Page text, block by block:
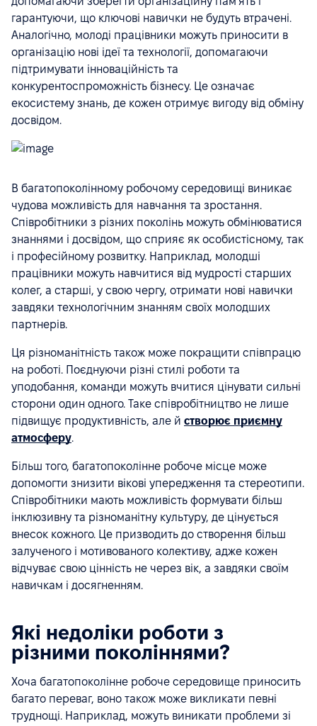
гарантуючи, що ключові навички не будуть втрачені.
Аналогічно, молоді працівники можуть приносити в
організацію нові ідеї та технології, допомагаючи
підтримувати інноваційність та
конкурентоспроможність бізнесу. Це означає
екосистему знань, де кожен отримує вигоду від обміну
досвідом.
В багатопоколінному робочому середовищі виникає
чудова можливість для навчання та зростання.
Співробітники з різних поколінь можуть обмінюватися
знаннями і досвідом, що сприяє як особистісному, так
і професійному розвитку. Наприклад, молодші
працівники можуть навчитися від мудрості старших
колег, а старші, у свою чергу, отримати нові навички
завдяки технологічним знанням своїх молодших
партнерів.
Ця різноманітність також може покращити співпрацю
на роботі. Поєднуючи різні стилі роботи та
уподобання, команди можуть вчитися цінувати сильні
сторони один одного. Таке співробітництво не лише
підвищує продуктивність, але й створює приємну
атмосферу.
Більш того, багатопоколінне робоче місце може
допомогти знизити вікові упередження та стереотипи.
Співробітники мають можливість формувати більш
інклюзивну та різноманітну культуру, де цінується
внесок кожного. Це призводить до створення більш
залученого і мотивованого колективу, адже кожен
відчуває свою цінність не через вік, а завдяки своїм
навичкам і досягненням.
Які недоліки роботи з
різними поколіннями?
Хоча багатопоколінне робоче середовище приносить
багато переваг, воно також може викликати певні
труднощі. Наприклад, можуть виникати проблеми зі